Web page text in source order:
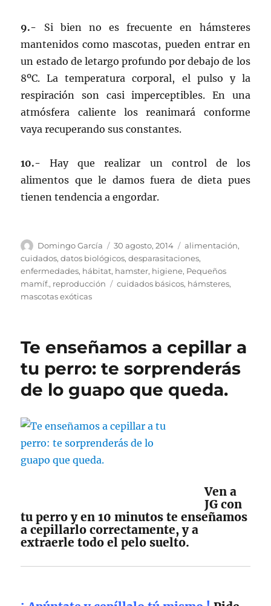
9.- Si bien no es frecuente en hámsteres
mantenidos como mascotas, pueden entrar en
un estado de letargo profundo por debajo de los
8ºC. La temperatura corporal, el pulso y la
respiración son casi imperceptibles. En una
atmósfera caliente los reanimará conforme
vaya recuperando sus constantes.
10.- Hay que realizar un control de los
alimentos que le damos fuera de dieta pues
tienen tendencia a engordar.
Autor
Domingo García
Publicado
el
30 agosto, 2014 Categorías
alimentación,
cuidados,datos biológicos,desparasitaciones,
enfermedades, hábitat, hamster, higiene, Pequeños
mamíf., reproducción Etiquetas
cuidados básicos, hámsteres,
mascotas exóticas
Te enseñamos a cepillar a
tu perro: te sorprenderás
de lo guapo que queda.
Ven a
JG con
tu perro y en 10 minutos te enseñamos
a cepillarlo correctamente, y a
extraerle todo el pelo suelto.